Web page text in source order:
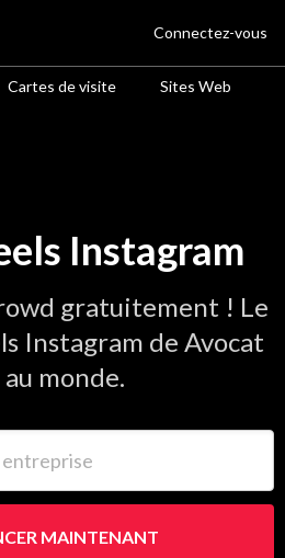
Cartes de visite Sites Web
Connectez-vous
Instagram
gratuitement ! Le
Instagram de Avocat
au monde.
MAINTENANT